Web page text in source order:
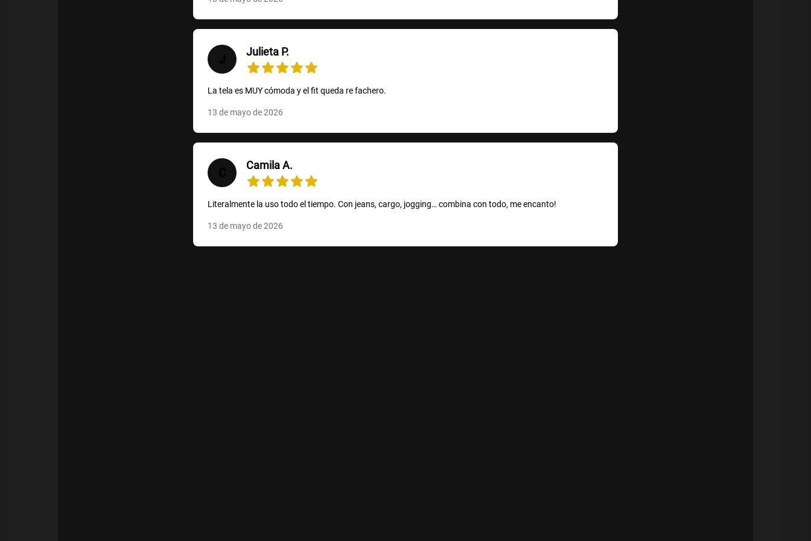
Julieta P.
La tela es MUY cómoda y el fit queda re fachero.
13 de mayo de 2026
Camila A.
Literalmente la uso todo el tiempo. Con jeans, cargo, jogging… combina con todo, me encanto!
13 de mayo de 2026